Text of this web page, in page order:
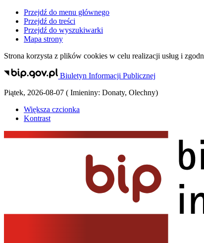
Przejdź do menu głównego
Przejdź do treści
Przejdź do wyszukiwarki
Mapa strony
Strona korzysta z plików cookies w celu realizacji usług i
Biuletyn Informacji Publicznej
Piątek, 2026-08-07 ( Imieniny: Donaty, Olechny)
Większa czcionka
Kontrast